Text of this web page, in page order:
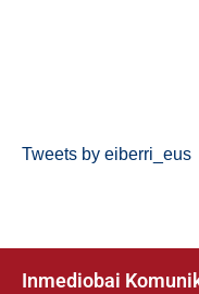
Tweets by eiberri_eus
Inmediobai